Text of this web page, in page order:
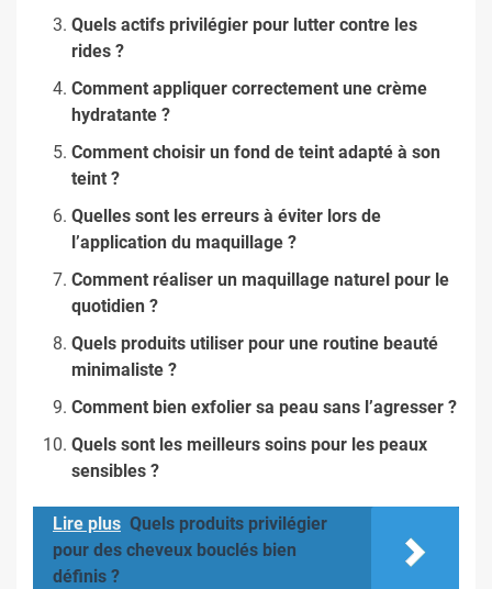
Quels actifs privilégier pour lutter contre les
rides ?
Comment appliquer correctement une crème
hydratante ?
Comment choisir un fond de teint adapté à son
teint ?
Quelles sont les erreurs à éviter lors de
l’application du maquillage ?
Comment réaliser un maquillage naturel pour le
quotidien ?
Quels produits utiliser pour une routine beauté
minimaliste ?
Comment bien exfolier sa peau sans l’agresser ?
Quels sont les meilleurs soins pour les peaux
sensibles ?
Lire plus Quels produits privilégier
pour des cheveux bouclés bien
définis ?